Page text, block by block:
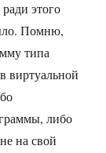
этого
Помню,
типа
виртуальной
либо
на свой